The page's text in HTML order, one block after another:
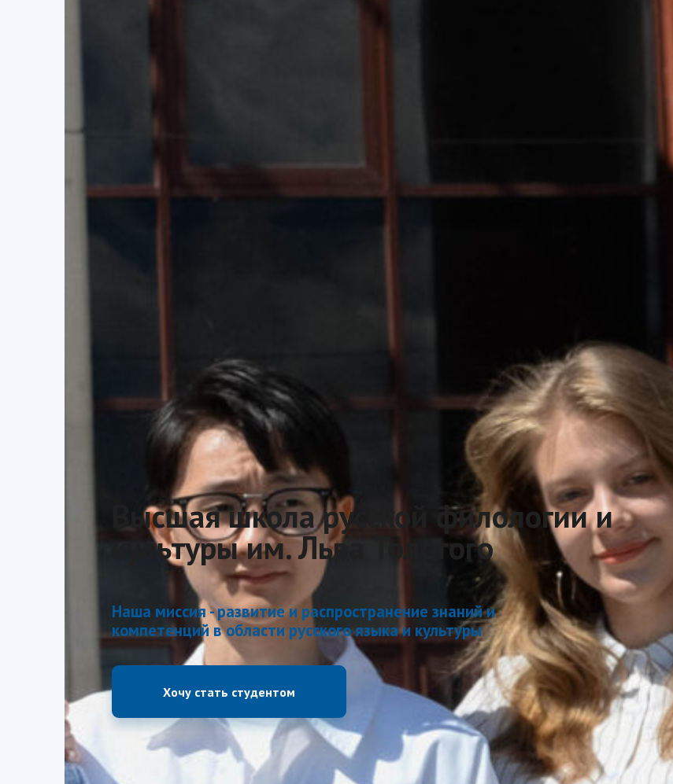
Высшая школа русской филологии и
культуры им. Льва Толстого
Наша миссия - развитие и распространение знаний и
компетенций в области русского языка и культуры
Хочу стать студентом